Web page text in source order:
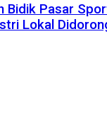
Bidik Pasar
Lokal